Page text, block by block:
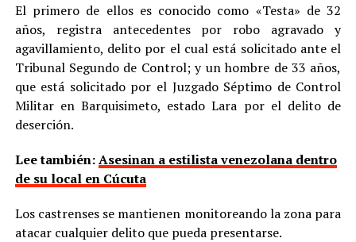
El primero de ellos es conocido como «Testa» de 32
años, registra antecedentes por robo agravado y
agavillamiento, delito por el cual está solicitado ante el
Tribunal Segundo de Control; y un hombre de 33 años,
que está solicitado por el Juzgado Séptimo de Control
Militar en Barquisimeto, estado Lara por el delito de
deserción.
Lee también:Asesinan a estilista venezolana dentro
de su local en Cúcuta
Los castrenses se mantienen monitoreando la zona para
atacar cualquier delito que pueda presentarse.